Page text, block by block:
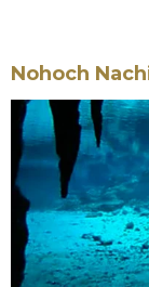
Nohoch